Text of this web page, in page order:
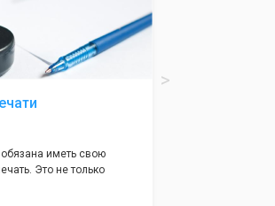
иметь свою
Это не только